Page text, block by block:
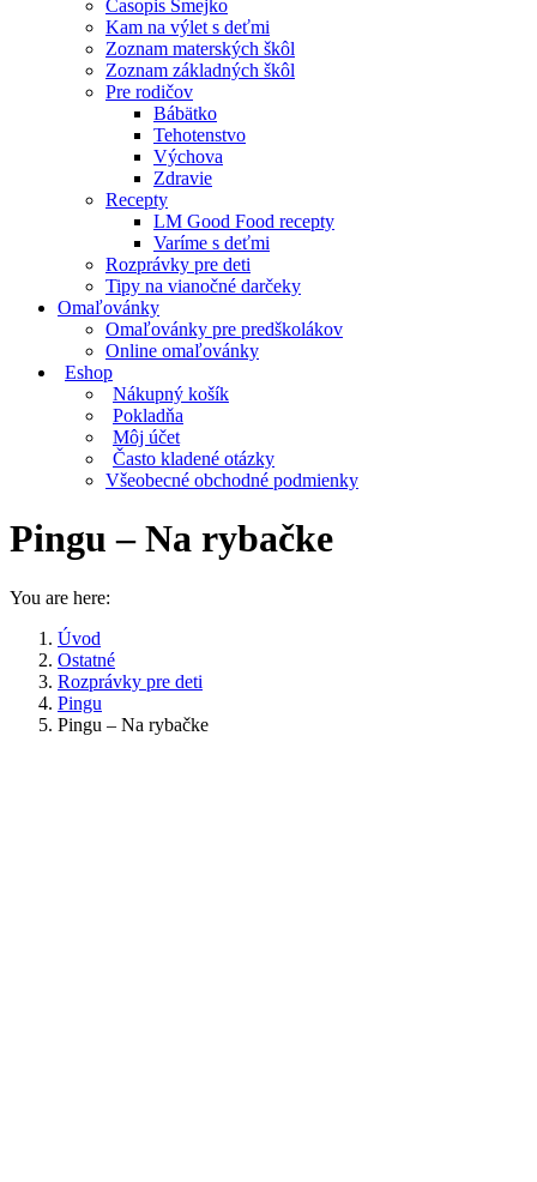
Časopis Smejko
Kam na výlet s deťmi
Zoznam materských škôl
Zoznam základných škôl
Pre rodičov
Bábätko
Tehotenstvo
Výchova
Zdravie
Recepty
LM Good Food recepty
Varíme s deťmi
Rozprávky pre deti
Tipy na vianočné darčeky
Omaľovánky
Omaľovánky pre predškolákov
Online omaľovánky
Eshop
Nákupný košík
Pokladňa
Môj účet
Často kladené otázky
Všeobecné obchodné podmienky
Pingu – Na rybačke
You are here:
Úvod
Ostatné
Rozprávky pre deti
Pingu
Pingu – Na rybačke